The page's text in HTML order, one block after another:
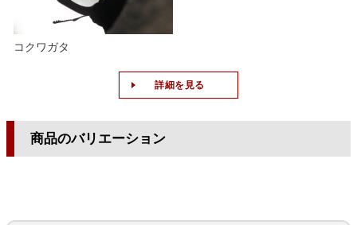
コクワガタ
詳細を見る
商品のバリエーション